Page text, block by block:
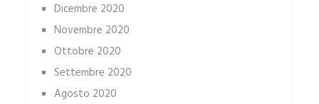
Dicembre 2020
Novembre 2020
Ottobre 2020
Settembre 2020
Agosto 2020